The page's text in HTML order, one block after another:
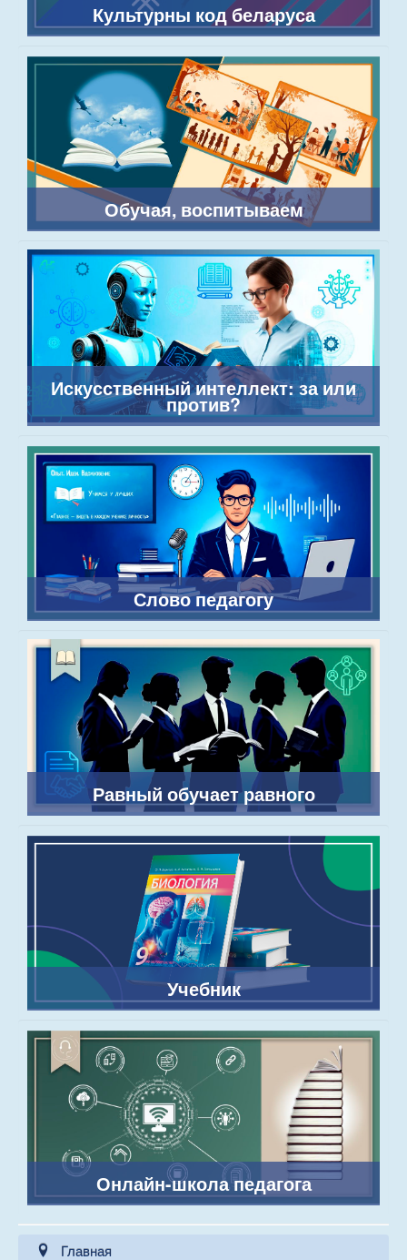
Культурны код беларуса
Обучая, воспитываем
Искусственный интеллект: за или
против?
Слово педагогу
Равный обучает равного
Учебник
Онлайн-школа педагога
Главная